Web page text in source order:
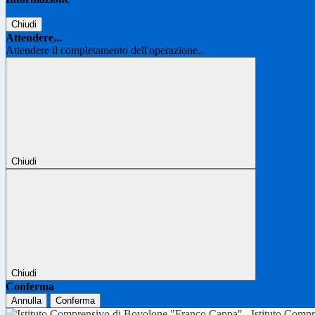
Chiudi
Attendere...
Attendere il completamento dell'operazione...
Chiudi
Chiudi
Conferma
Annulla Conferma